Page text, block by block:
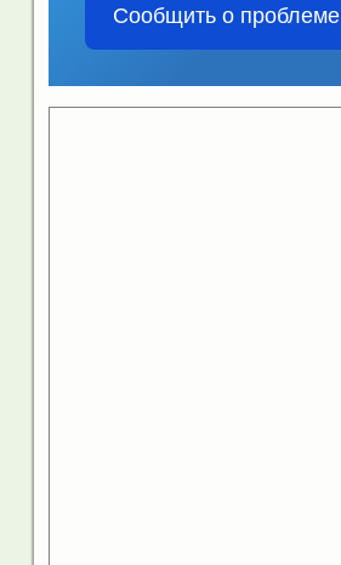
Сообщить о проблеме